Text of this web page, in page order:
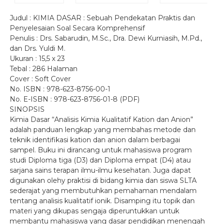
Judul : KIMIA DASAR : Sebuah Pendekatan Praktis dan
Penyelesaian Soal Secara Komprehensif
Penulis : Drs. Sabarudin, M.Sc., Dra. Dewi Kurniasih, M.Pd.,
dan Drs. Yuldi M.
Ukuran : 15,5 x 23
Tebal : 286 Halaman
Cover : Soft Cover
No. ISBN : 978-623-8756-00-1
No. E-ISBN : 978-623-8756-01-8 (PDF)
SINOPSIS
Kimia Dasar “Analisis Kimia Kualitatif Kation dan Anion”
adalah panduan lengkap yang membahas metode dan
teknik identifikasi kation dan anion dalam berbagai
sampel. Buku ini dirancang untuk mahasiswa program
studi Diploma tiga (D3) dan Diploma empat (D4) atau
sarjana sains terapan ilmu-ilmu kesehatan. Juga dapat
digunakan olehy praktisi di bidang kimia dan siswa SLTA
sederajat yang membutuhkan pemahaman mendalam
tentang analisis kualitatif ionik. Disamping itu topik dan
materi yang dikupas sengaja diperuntukkan untuk
membantu mahasiswa yang dasar pendidikan menengah